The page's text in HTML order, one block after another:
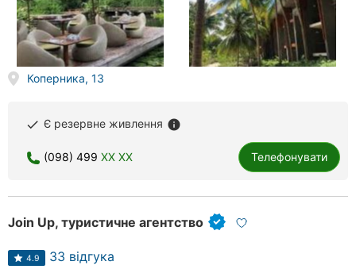
Коперника, 13
done Є резервне живлення info
(098) 499 XX XX Телефонувати
Join Up, туристичне агентство
4.9 33 відгука